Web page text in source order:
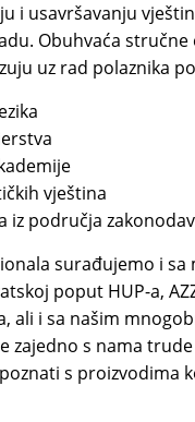
i usavršavanju
Obuhvaća stručne
uz rad polaznika
vještina
surađujemo i sa
poput HUP-a,
ali i sa našim
zajedno s nama
s proizvodima